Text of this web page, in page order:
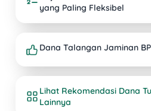
yang Paling Fleksibel
Dana Talangan Jaminan
Lihat Rekomendasi Dana
Lainnya